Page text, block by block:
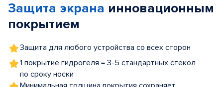
5
Защита экрана инновационным
покрытием
Защита для любого устройства со всех сторон
1 покрытие гидрогеля = 3-5 стандартных стекол
по сроку носки